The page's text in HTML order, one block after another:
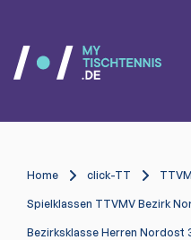
Home click-TT
Spielklassen TTVMV Bezirk
Bezirksklasse Herren Nordost